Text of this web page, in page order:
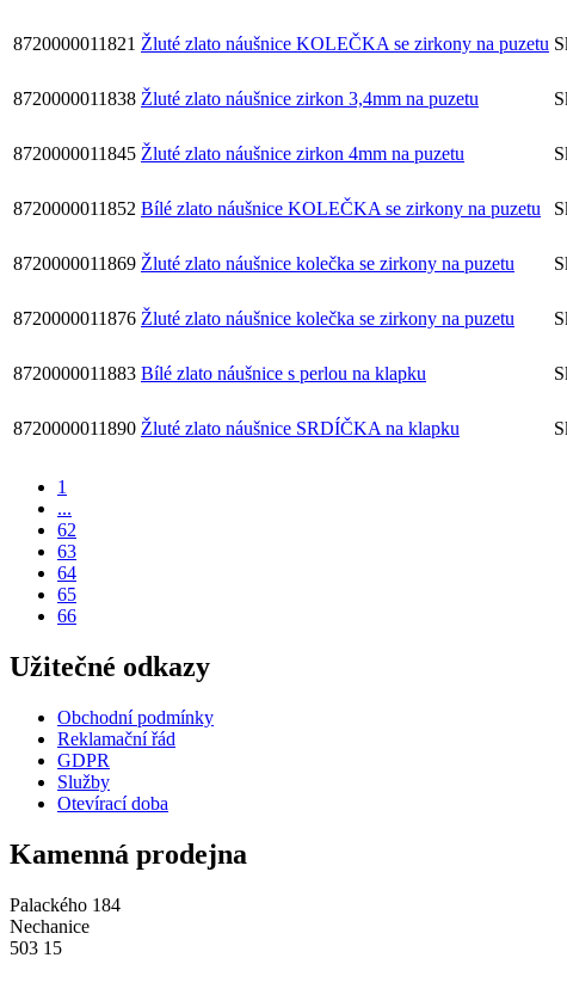
8720000011821 Žluté zlato náušnice KOLEČKA se zirkony na puzetu
8720000011838 Žluté zlato náušnice zirkon 3,4mm na puzetu
8720000011845 Žluté zlato náušnice zirkon 4mm na puzetu
8720000011852 Bílé zlato náušnice KOLEČKA se zirkony na puzetu
8720000011869 Žluté zlato náušnice kolečka se zirkony na puzetu
8720000011876 Žluté zlato náušnice kolečka se zirkony na puzetu
8720000011883 Bílé zlato náušnice s perlou na klapku
8720000011890 Žluté zlato náušnice SRDÍČKA na klapku
1
...
62
63
64
65
66
Užitečné odkazy
Obchodní podmínky
Reklamační řád
GDPR
Služby
Otevírací doba
Kamenná prodejna
Palackého 184
Nechanice
503 15